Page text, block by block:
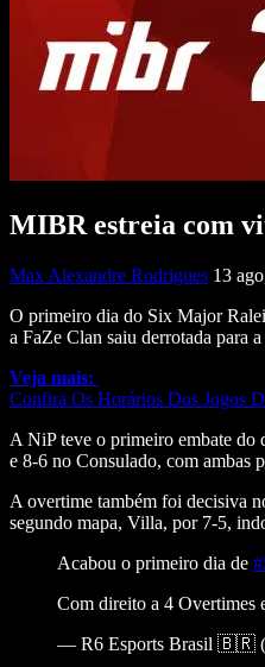
MIBR estreia com
Max Alexandre Rodrigues 13
O primeiro dia do Six Major
a FaZe Clan saiu derrotada para
Veja mais:
Confira Os Horários Dos Jogos
A NiP teve o primeiro embate do
e 8-6 no Consulado, com ambas
A overtime também foi decisiva
segundo mapa, Villa, por 7-5,
Acabou o primeiro dia de
Com direito a 4 Overtimes
— R6 Esports Brasil 🇧🇷